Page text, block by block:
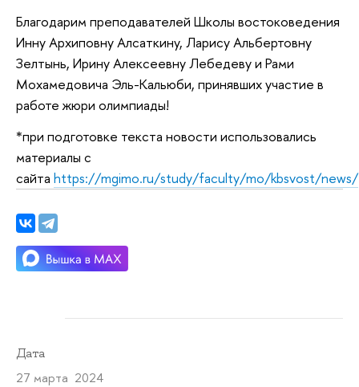
Благодарим преподавателей Школы востоковедения
Инну Архиповну Алсаткину, Ларису Альбертовну
Зелтынь, Ирину Алексеевну Лебедеву и Рами
Мохамедовича Эль-Кальюби, принявших участие в
работе жюри олимпиады!
*при подготовке текста новости использовались
материалы с
сайта https://mgimo.ru/study/faculty/mo/kbsvost/news/
Дата
27 марта 2024